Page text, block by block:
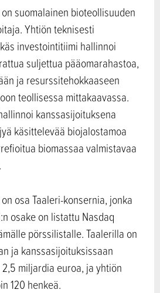
suomalainen bioteollisuuden
Yhtiön teknisesti
investointitiimi hallinnoi
suljettua pääomarahastoa,
ja resurssitehokkaaseen
teollisessa mittakaavassa.
kanssasijoituksena
käsittelevää biojalostamoa
biomassaa valmistavaa
osa Taaleri-konsernia, jonka
osake on listattu Nasdaq
pörssilistalle. Taalerilla on
ja kanssasijoituksissaan
miljardia euroa, ja yhtiön
120 henkeä.